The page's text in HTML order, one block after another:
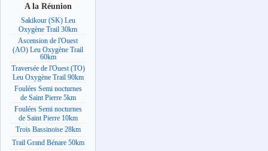
A la Réunion
Sakikour (SK) Leu
Oxygène Trail 30km
Ascension de l'Ouest
(AO) Leu Oxygène Trail
60km
Traversée de l'Ouest (TO)
Leu Oxygène Trail 90km
Foulées Semi nocturnes
de Saint Pierre 5km
Foulées Semi nocturnes
de Saint Pierre 10km
Trois Bassinoise 28km
Trail Grand Bénare 50km